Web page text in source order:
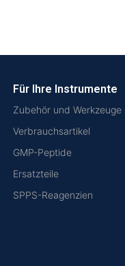
Für Ihre Instrumente
Zubehör und Werkzeuge
Verbrauchsartikel
GMP-Peptide
Ersatzteile
SPPS-Reagenzien